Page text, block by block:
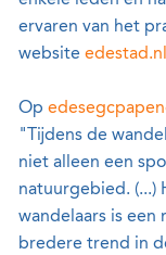
ervaren van het
website edestad.nl
Op
"Tijdens de
niet alleen een
natuurgebied. (...)
wandelaars is een
bredere trend in